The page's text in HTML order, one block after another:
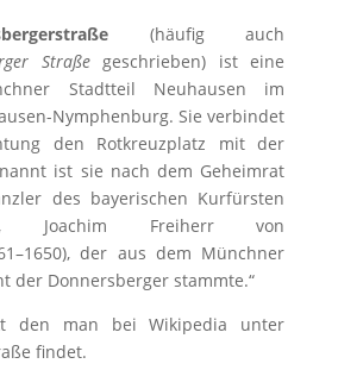
(häufig auch
Straßegeschrieben) ist eine
Stadtteil Neuhausen im
Nymphenburg. Sie verbindet
den Rotkreuzplatz mit der
ist sie nach dem Geheimrat
des bayerischen Kurfürsten
Joachim Freiherr von
der aus dem Münchner
der Donnersberger stammte.“
den man bei Wikipedia unter
findet.